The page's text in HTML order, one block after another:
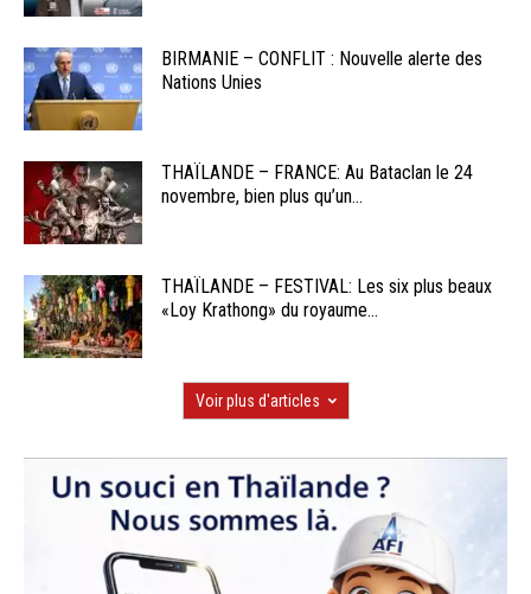
BIRMANIE – CONFLIT : Nouvelle alerte des
Nations Unies
THAÏLANDE – FRANCE: Au Bataclan le 24
novembre, bien plus qu’un...
THAÏLANDE – FESTIVAL: Les six plus beaux
«Loy Krathong» du royaume...
Voir plus d'articles